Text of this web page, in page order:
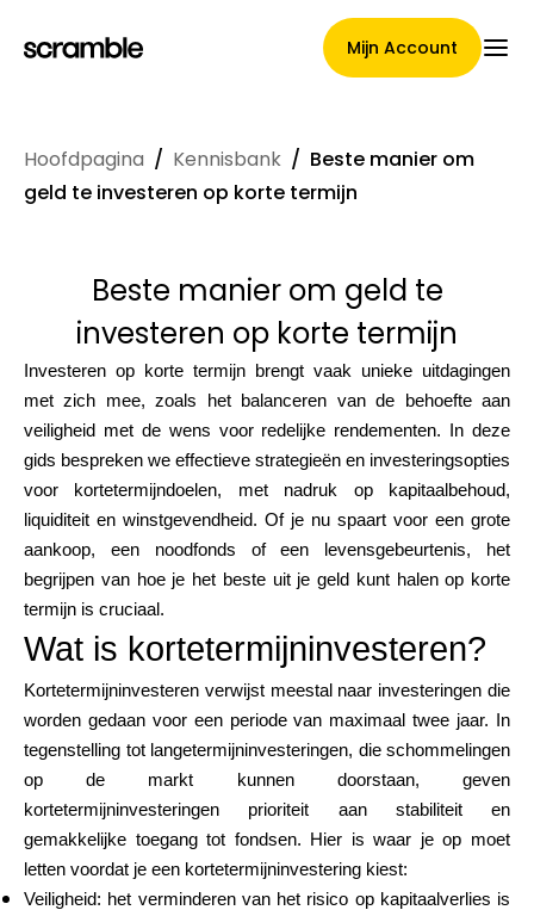
Mijn Account
Hoofdpagina
Voorwaarden voor
claimtoewijzing
Merken Galerij
Merkselectie
Rekenmachines
Rondegeschiedenis
Blog
Hoofdpagina / Kennisbank / Beste manier om
geld te investeren op korte termijn
Beste manier om geld te
investeren op korte termijn
Investeren op korte termijn brengt vaak unieke uitdagingen
met zich mee, zoals het balanceren van de behoefte aan
veiligheid met de wens voor redelijke rendementen. In deze
gids bespreken we effectieve strategieën en investeringsopties
voor kortetermijndoelen, met nadruk op kapitaalbehoud,
liquiditeit en winstgevendheid. Of je nu spaart voor een grote
aankoop, een noodfonds of een levensgebeurtenis, het
begrijpen van hoe je het beste uit je geld kunt halen op korte
termijn is cruciaal.
Wat is kortetermijninvesteren?
Kortetermijninvesteren verwijst meestal naar investeringen die
worden gedaan voor een periode van maximaal twee jaar. In
tegenstelling tot langetermijninvesteringen, die schommelingen
op de markt kunnen doorstaan, geven
kortetermijninvesteringen prioriteit aan stabiliteit en
gemakkelijke toegang tot fondsen. Hier is waar je op moet
letten voordat je een kortetermijninvestering kiest:
Veiligheid: het verminderen van het risico op kapitaalverlies is